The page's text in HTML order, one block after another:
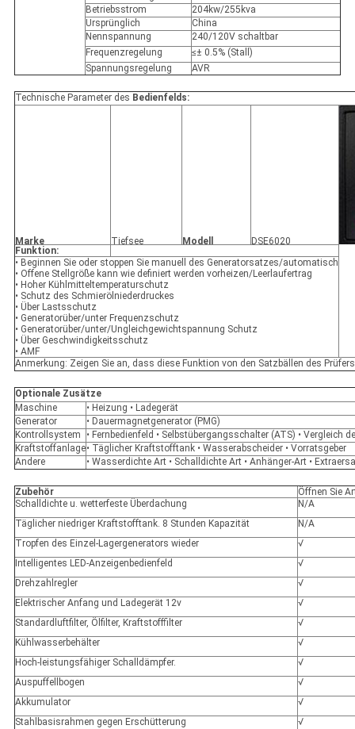
Betriebsstrom
204kw/255kva
Ursprünglich
China
Nennspannung
240/120V schaltbar
Frequenzregelung
≤± 0.5% (Stall)
Spannungsregelung
AVR
Technische Parameter des Bedienfelds:
Marke Tiefsee Modell
DSE6020
Funktion:
• Beginnen Sie oder stoppen Sie manuell des Generatorsatzes/automatisch
• Offene Stellgröße kann wie definiert werden vorheizen/Leerlaufertrag
• Hoher Kühlmitteltemperaturschutz
• Schutz des Schmierölniederdruckes
• Über Lastsschutz
• Generatorüber/unter Frequenzschutz
• Generatorüber/unter/Ungleichgewichtspannung Schutz
• Über Geschwindigkeitsschutz
• AMF
Anmerkung: Zeigen Sie an, dass diese Funktion von den Satzbällen des
Optionale Zusätze
Maschine
• Heizung • Ladegerät
Generator
• Dauermagnetgenerator (PMG)
Kontrollsystem
• Fernbedienfeld • Selbstübergangsschalter (ATS) • Vergleich
Kraftstoffanlage• Täglicher Kraftstofftank • Wasserabscheider • Vorratsgeber
Andere
• Wasserdichte Art • Schalldichte Art • Anhänger-Art •
Zubehör
Öffnen Sie
Schalldichte u. wetterfeste Überdachung
N/A
Täglicher niedriger Kraftstofftank. 8 Stunden Kapazität
N/A
Tropfen des Einzel-Lagergenerators wieder
√
Intelligentes LED-Anzeigenbedienfeld
√
Drehzahlregler
√
Elektrischer Anfang und Ladegerät 12v
√
Standardluftfilter, Ölfilter, Kraftstofffilter
√
Kühlwasserbehälter
√
Hoch-leistungsfähiger Schalldämpfer.
√
Auspuffellbogen
√
Akkumulator
√
Stahlbasisrahmen gegen Erschütterung
√